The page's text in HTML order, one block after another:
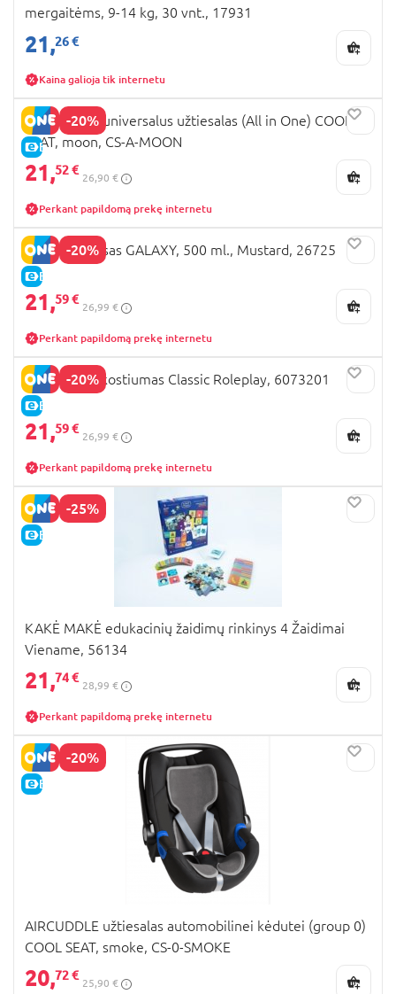
mergaitėms, 9-14 kg, 30 vnt., 17931
21,26 €
Kaina galioja tik internetu
-20%
E-KAINA
AIRCUDDLE universalus užtiesalas (All in One) COOL
SEAT, moon, CS-A-MOON
21,52 €
26,90 €
Perkant papildomą prekę internetu
-20%
E-KAINA
SARO termosas GALAXY, 500 ml., Mustard, 26725
21,59 €
26,99 €
Perkant papildomą prekę internetu
-20%
E-KAINA
SUPERMAN kostiumas Classic Roleplay, 6073201
21,59 €
26,99 €
Perkant papildomą prekę internetu
-25%
E-KAINA
KAKĖ MAKĖ edukacinių žaidimų rinkinys 4 Žaidimai
Viename, 56134
21,74 €
28,99 €
Perkant papildomą prekę internetu
-20%
E-KAINA
AIRCUDDLE užtiesalas automobilinei kėdutei (group 0)
COOL SEAT, smoke, CS-0-SMOKE
20,72 €
25,90 €